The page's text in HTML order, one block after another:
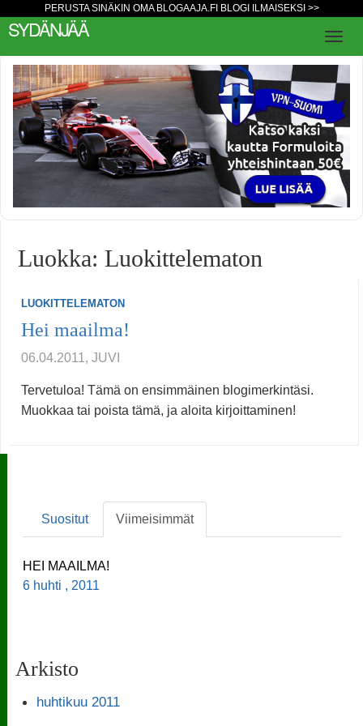
PERUSTA SINÄKIN OMA BLOGAAJA.FI BLOGI ILMAISEKSI >>
SYDÄNJÄÄ
Luokka: Luokittelematon
LUOKITTELEMATON
Hei maailma!
06.04.2011, JUVI
Tervetuloa! Tämä on ensimmäinen blogimerkintäsi.
Muokkaa tai poista tämä, ja aloita kirjoittaminen!
Suositut Viimeisimmät
HEI MAAILMA!
6 huhti , 2011
Arkisto
huhtikuu 2011